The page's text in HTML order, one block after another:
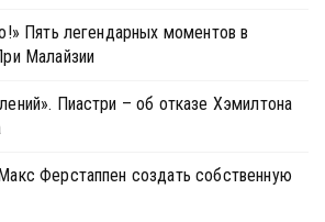
Пять легендарных моментов в
Малайзии
Пиастри – об отказе Хэмилтона
Ферстаппен создать собственную